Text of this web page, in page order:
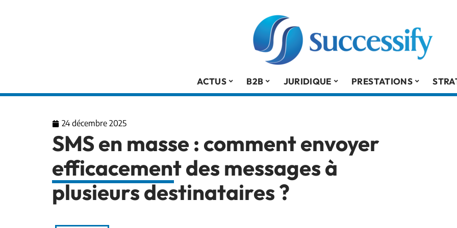
ACTUS B2B JURIDIQUE PRESTATIONS
24 décembre 2025
SMS en masse : comment envoyer
efficacement des messages à
plusieurs destinataires ?